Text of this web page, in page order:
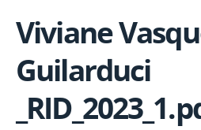
Viviane
Guilarduci